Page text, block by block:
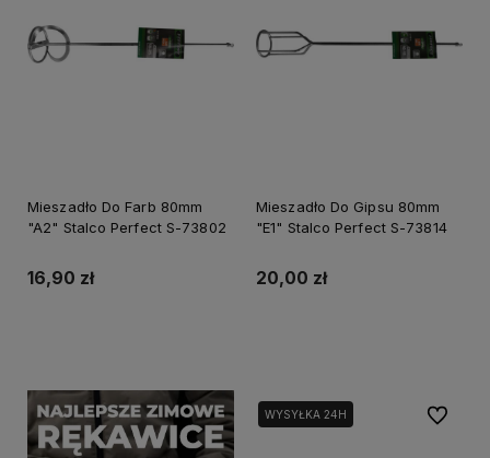
Mieszadło Do Farb 80mm
"A2" Stalco Perfect S-73802
16,90 zł
Mieszadło Do Gipsu 80mm
"E1" Stalco Perfect S-73814
20,00 zł
WYSYŁKA 24H Do